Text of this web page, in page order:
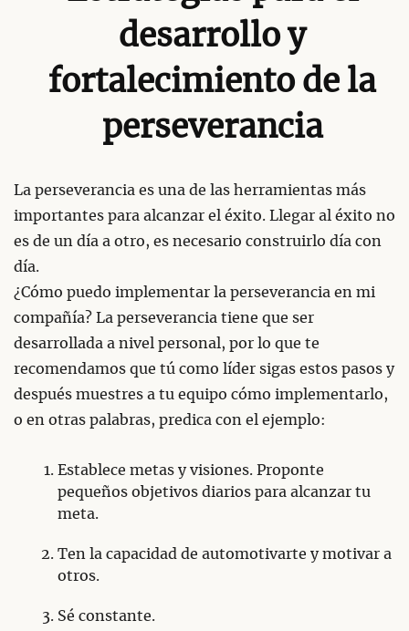
desarrollo y
fortalecimiento de la
perseverancia
La perseverancia es una de las herramientas más
importantes para alcanzar el éxito. Llegar al éxito no
es de un día a otro, es necesario construirlo día con
día.
¿Cómo puedo implementar la perseverancia en mi
compañía? La perseverancia tiene que ser
desarrollada a nivel personal, por lo que te
recomendamos que tú como líder sigas estos pasos y
después muestres a tu equipo cómo implementarlo,
o en otras palabras, predica con el ejemplo:
Establece metas y visiones. Proponte
pequeños objetivos diarios para alcanzar tu
meta.
Ten la capacidad de automotivarte y motivar a
otros.
Sé constante.